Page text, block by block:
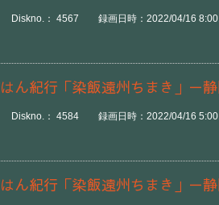
Diskno.： 4567 録画日時：2022/04/16
ん紀行「染飯遠州ちまき」－
Diskno.： 4584 録画日時：2022/04/16
ん紀行「染飯遠州ちまき」－